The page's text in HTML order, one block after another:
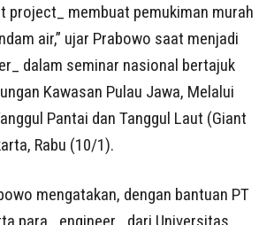
project_ membuat pemukiman murah
air,” ujar Prabowo saat menjadi
dalam seminar nasional bertajuk
Kawasan Pulau Jawa, Melalui
Pantai dan Tanggul Laut (Giant
Rabu (10/1).
mengatakan, dengan bantuan PT